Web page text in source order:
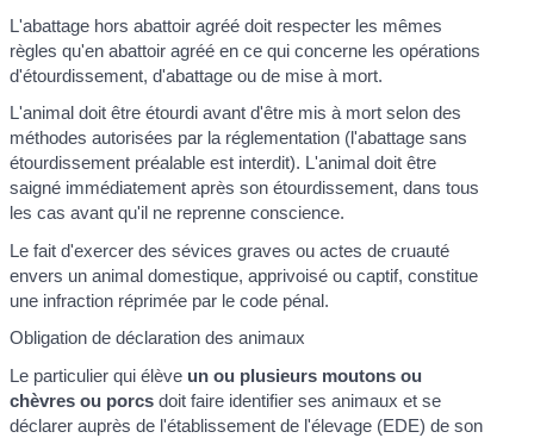
L'abattage hors abattoir agréé doit respecter les mêmes
règles qu'en abattoir agréé en ce qui concerne les opérations
d'étourdissement, d'abattage ou de mise à mort.
L'animal doit être étourdi avant d'être mis à mort selon des
méthodes autorisées par la réglementation (l'abattage sans
étourdissement préalable est interdit). L'animal doit être
saigné immédiatement après son étourdissement, dans tous
les cas avant qu'il ne reprenne conscience.
Le fait d'exercer des sévices graves ou actes de cruauté
envers un animal domestique, apprivoisé ou captif, constitue
une infraction réprimée par le code pénal.
Obligation de déclaration des animaux
Le particulier qui élève un ou plusieurs moutons ou
chèvres ou porcs doit faire identifier ses animaux et se
déclarer auprès de l'établissement de l'élevage (EDE) de son